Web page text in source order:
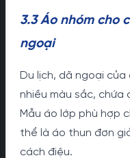
3.3 Áo nhóm cho
ngoại
Du lịch, dã ngoại
nhiều màu sắc, chứa
Mẫu áo lớp phù hợp
thể là áo thun đơn
cách điệu.